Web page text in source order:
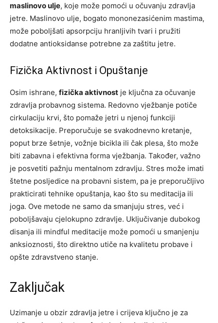
maslinovo ulje, koje može pomoći u očuvanju zdravlja
jetre. Maslinovo ulje, bogato mononezasićenim mastima,
može poboljšati apsorpciju hranljivih tvari i pružiti
dodatne antioksidanse potrebne za zaštitu jetre.
Fizička Aktivnost i Opuštanje
Osim ishrane, fizička aktivnost je ključna za očuvanje
zdravlja probavnog sistema. Redovno vježbanje potiče
cirkulaciju krvi, što pomaže jetri u njenoj funkciji
detoksikacije. Preporučuje se svakodnevno kretanje,
poput brze šetnje, vožnje bicikla ili čak plesa, što može
biti zabavna i efektivna forma vježbanja. Također, važno
je posvetiti pažnju mentalnom zdravlju. Stres može imati
štetne posljedice na probavni sistem, pa je preporučljivo
prakticirati tehnike opuštanja, kao što su meditacija ili
joga. Ove metode ne samo da smanjuju stres, već i
poboljšavaju cjelokupno zdravlje. Uključivanje dubokog
disanja ili mindful meditacije može pomoći u smanjenju
anksioznosti, što direktno utiče na kvalitetu probave i
opšte zdravstveno stanje.
Zaključak
Uzimanje u obzir zdravlja jetre i crijeva ključno je za